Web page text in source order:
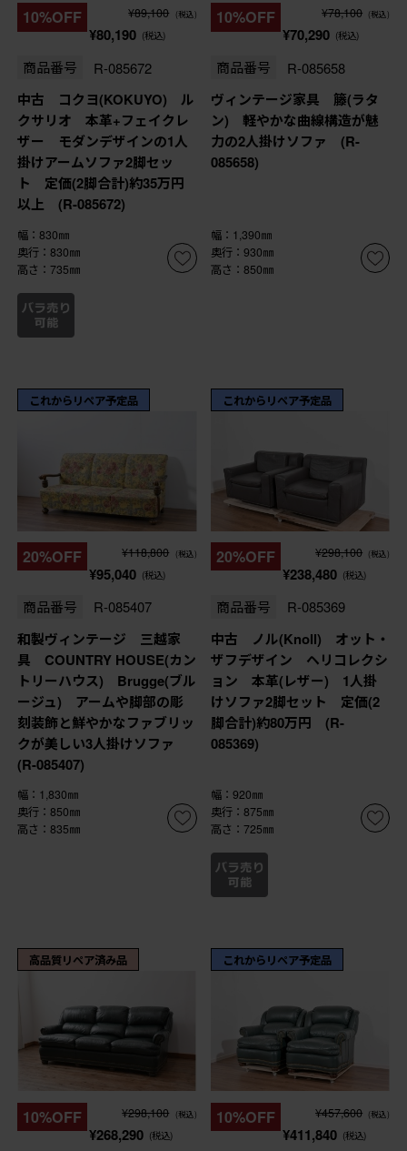
10%OFF ¥89,100 (税込)
¥80,190 (税込)
商品番号 R-085672
中古 コクヨ(KOKUYO) ル
クサリオ 本革+フェイクレ
ザー モダンデザインの1人
掛けアームソファ2脚セッ
ト 定価(2脚合計)約35万円
以上 (R-085672)
幅：830㎜
奥行：830㎜
高さ：735㎜
10%OFF ¥78,100 (税込)
¥70,290 (税込)
商品番号 R-085658
ヴィンテージ家具 籐(ラタ
ン) 軽やかな曲線構造が魅
力の2人掛けソファ (R-
085658)
幅：1,390㎜
奥行：930㎜
高さ：850㎜
これからリペア予定品
20%OFF ¥118,800 (税込)
¥95,040 (税込)
商品番号 R-085407
和製ヴィンテージ 三越家
具 COUNTRY HOUSE(カン
トリーハウス) Brugge(ブル
ージュ) アームや脚部の彫
刻装飾と鮮やかなファブリッ
クが美しい3人掛けソファ
(R-085407)
幅：1,830㎜
奥行：850㎜
高さ：835㎜
これからリペア予定品
20%OFF ¥298,100 (税込)
¥238,480 (税込)
商品番号 R-085369
中古 ノル(Knoll) オット・
ザフデザイン ヘリコレクシ
ョン 本革(レザー) 1人掛
けソファ2脚セット 定価(2
脚合計)約80万円 (R-
085369)
幅：920㎜
奥行：875㎜
高さ：725㎜
高品質リペア済み品
10%OFF ¥298,100 (税込)
¥268,290 (税込)
これからリペア予定品
10%OFF ¥457,600 (税込)
¥411,840 (税込)